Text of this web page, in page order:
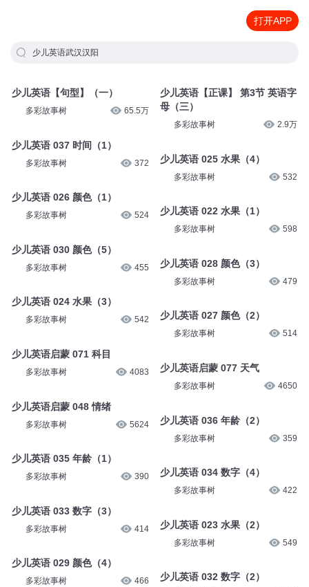
打开APP
少儿英语武汉汉阳
少儿英语【句型】（一）
多彩故事树 65.5万
少儿英语 037 时间（1）
多彩故事树 372
少儿英语 026 颜色（1）
多彩故事树 524
少儿英语 030 颜色（5）
多彩故事树 455
少儿英语 024 水果（3）
多彩故事树 542
少儿英语启蒙 071 科目
多彩故事树 4083
少儿英语启蒙 048 情绪
多彩故事树 5624
少儿英语 035 年龄（1）
多彩故事树 390
少儿英语 033 数字（3）
多彩故事树 414
少儿英语 029 颜色（4）
多彩故事树 466
少儿英语【正课】 第3节 英语字
母（三）
多彩故事树 2.9万
少儿英语 025 水果（4）
多彩故事树 532
少儿英语 022 水果（1）
多彩故事树 598
少儿英语 028 颜色（3）
多彩故事树 479
少儿英语 027 颜色（2）
多彩故事树 514
少儿英语启蒙 077 天气
多彩故事树 4650
少儿英语 036 年龄（2）
多彩故事树 359
少儿英语 034 数字（4）
多彩故事树 422
少儿英语 023 水果（2）
多彩故事树 549
少儿英语 032 数字（2）